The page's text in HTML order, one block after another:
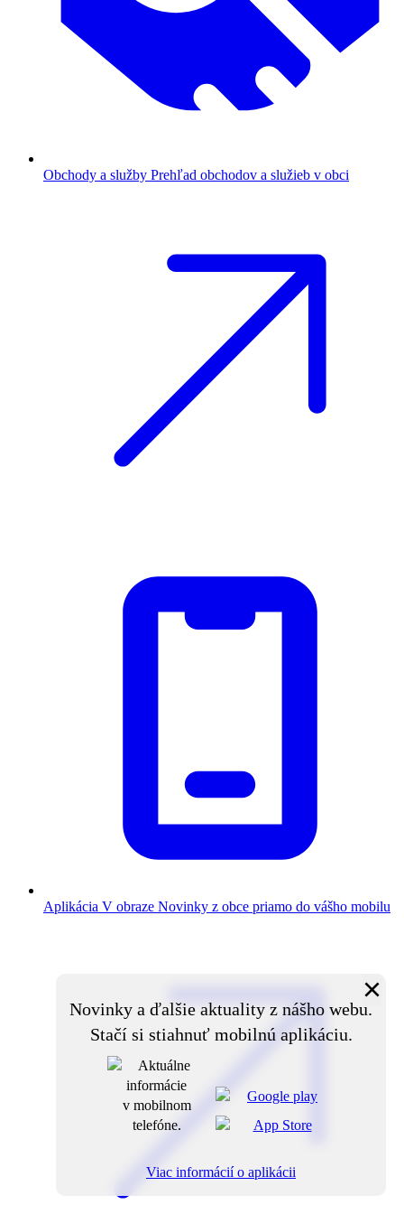
Obchody a služby Prehľad obchodov a služieb v obci
Aplikácia V obraze Novinky z obce priamo do vášho mobilu
Novinky a ďalšie aktuality z nášho webu.
Stačí si stiahnuť mobilnú aplikáciu.
×
Viac informácií o aplikácii